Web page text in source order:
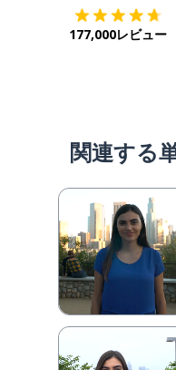
177,000レビュー
関連する